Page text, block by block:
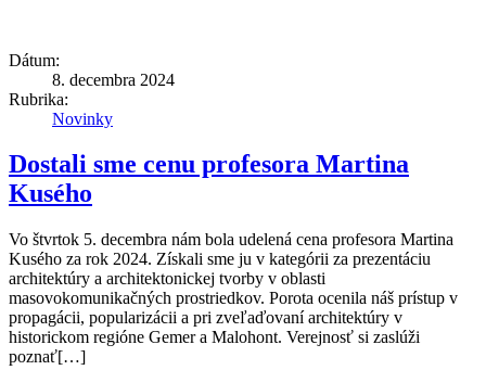
Dátum:
8. decembra 2024
Rubrika:
Novinky
Dostali sme cenu profesora Martina
Kusého
Vo štvrtok 5. decembra nám bola udelená cena profesora Martina
Kusého za rok 2024. Získali sme ju v kategórii za prezentáciu
architektúry a architektonickej tvorby v oblasti
masovokomunikačných prostriedkov. Porota ocenila náš prístup v
propagácii, popularizácii a pri zveľaďovaní architektúry v
historickom regióne Gemer a Malohont. Verejnosť si zaslúži
poznať[…]